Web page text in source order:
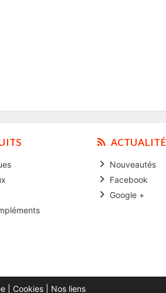
Nouveautés
Facebook
Google +
| Cookies| Nos liens